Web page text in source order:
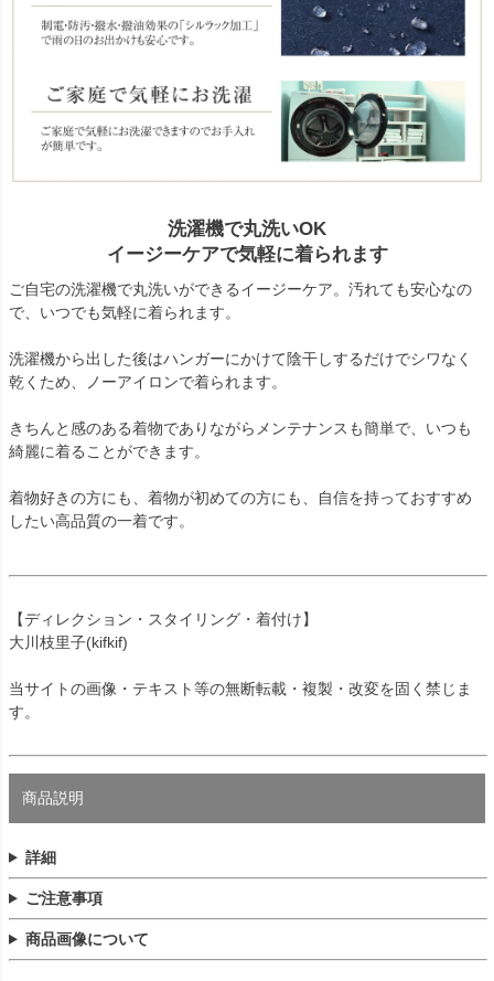
洗濯機で丸洗いOK
イージーケアで気軽に着られます
ご自宅の洗濯機で丸洗いができるイージーケア。汚れても安心なの
で、いつでも気軽に着られます。
洗濯機から出した後はハンガーにかけて陰干しするだけでシワなく
乾くため、ノーアイロンで着られます。
きちんと感のある着物でありながらメンテナンスも簡単で、いつも
綺麗に着ることができます。
着物好きの方にも、着物が初めての方にも、自信を持っておすすめ
したい高品質の一着です。
【ディレクション・スタイリング・着付け】
大川枝里子(kifkif)
当サイトの画像・テキスト等の無断転載・複製・改変を固く禁じま
す。
商品説明
詳細
ご注意事項
商品画像について